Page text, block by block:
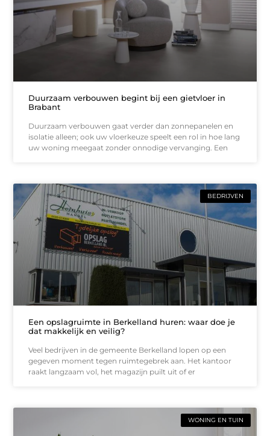
Duurzaam verbouwen begint bij een gietvloer in
Brabant
Duurzaam verbouwen gaat verder dan zonnepanelen en
isolatie alleen; ook uw vloerkeuze speelt een rol in hoe lang
uw woning meegaat zonder onnodige vervanging. Een
BEDRIJVEN
Een opslagruimte in Berkelland huren: waar doe je
dat makkelijk en veilig?
Veel bedrijven in de gemeente Berkelland lopen op een
gegeven moment tegen ruimtegebrek aan. Het kantoor
raakt langzaam vol, het magazijn puilt uit of er
WONING EN TUIN